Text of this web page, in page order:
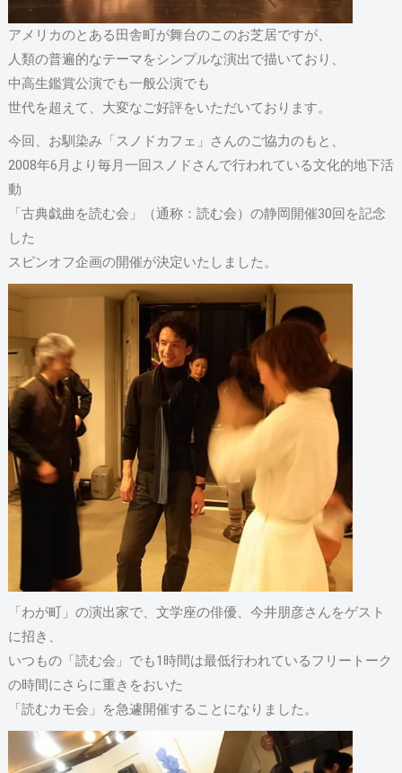
アメリカのとある田舎町が舞台のこのお芝居ですが、
人類の普遍的なテーマをシンプルな演出で描いており、
中高生鑑賞公演でも一般公演でも
世代を超えて、大変なご好評をいただいております。
今回、お馴染み「スノドカフェ」さんのご協力のもと、
2008年6月より毎月一回スノドさんで行われている文化的地下活
動
「古典戯曲を読む会」（通称：読む会）の静岡開催30回を記念
した
スピンオフ企画の開催が決定いたしました。
「わが町」の演出家で、文学座の俳優、今井朋彦さんをゲスト
に招き、
いつもの「読む会」でも1時間は最低行われているフリートーク
の時間にさらに重きをおいた
「読むカモ会」を急遽開催することになりました。